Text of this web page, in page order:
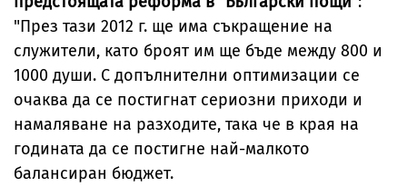
"През тази 2012 г. ще има съкращение на
служители, като броят им ще бъде между 800 и
1000 души. С допълнителни оптимизации се
очаква да се постигнат сериозни приходи и
намаляване на разходите, така че в края на
годината да се постигне най-малкото
балансиран бюджет.